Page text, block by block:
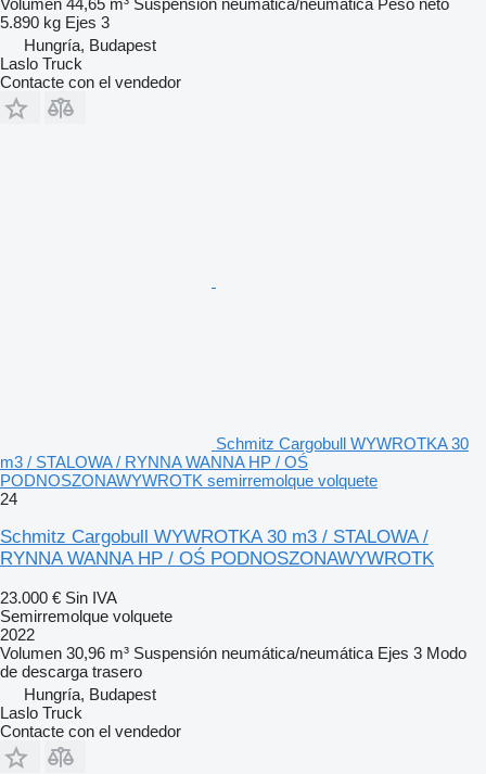
Volumen 44,65 m³ Suspensión neumática/neumática Peso neto
5.890 kg Ejes 3
Hungría, Budapest
Laslo Truck
Contacte con el vendedor
Schmitz Cargobull WYWROTKA 30
m3 / STALOWA / RYNNA WANNA HP / OŚ
PODNOSZONAWYWROTK semirremolque volquete
24
Schmitz Cargobull WYWROTKA 30 m3 / STALOWA /
RYNNA WANNA HP / OŚ PODNOSZONAWYWROTK
23.000 € Sin IVA
Semirremolque volquete
2022
Volumen 30,96 m³ Suspensión neumática/neumática Ejes 3 Modo
de descarga trasero
Hungría, Budapest
Laslo Truck
Contacte con el vendedor